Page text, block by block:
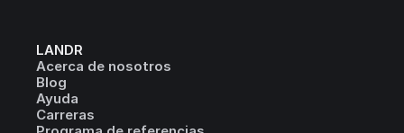
LANDR
Acerca de nosotros
Blog
Ayuda
Carreras